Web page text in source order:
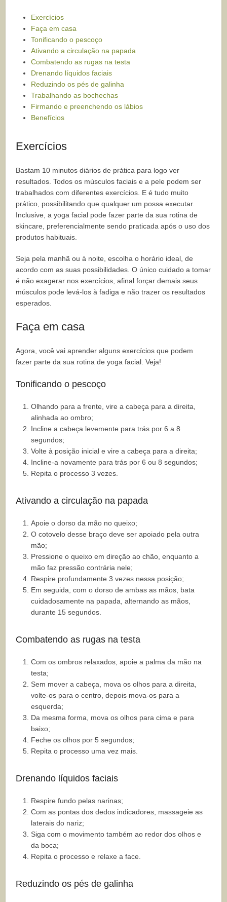
Exercícios
Faça em casa
Tonificando o pescoço
Ativando a circulação na papada
Combatendo as rugas na testa
Drenando líquidos faciais
Reduzindo os pés de galinha
Trabalhando as bochechas
Firmando e preenchendo os lábios
Benefícios
Exercícios
Bastam 10 minutos diários de prática para logo ver
resultados. Todos os músculos faciais e a pele podem ser
trabalhados com diferentes exercícios. E é tudo muito
prático, possibilitando que qualquer um possa executar.
Inclusive, a yoga facial pode fazer parte da sua rotina de
skincare, preferencialmente sendo praticada após o uso dos
produtos habituais.
Seja pela manhã ou à noite, escolha o horário ideal, de
acordo com as suas possibilidades. O único cuidado a tomar
é não exagerar nos exercícios, afinal forçar demais seus
músculos pode levá-los à fadiga e não trazer os resultados
esperados.
Faça em casa
Agora, você vai aprender alguns exercícios que podem
fazer parte da sua rotina de yoga facial. Veja!
Tonificando o pescoço
Olhando para a frente, vire a cabeça para a direita,
alinhada ao ombro;
Incline a cabeça levemente para trás por 6 a 8
segundos;
Volte à posição inicial e vire a cabeça para a direita;
Incline-a novamente para trás por 6 ou 8 segundos;
Repita o processo 3 vezes.
Ativando a circulação na papada
Apoie o dorso da mão no queixo;
O cotovelo desse braço deve ser apoiado pela outra
mão;
Pressione o queixo em direção ao chão, enquanto a
mão faz pressão contrária nele;
Respire profundamente 3 vezes nessa posição;
Em seguida, com o dorso de ambas as mãos, bata
cuidadosamente na papada, alternando as mãos,
durante 15 segundos.
Combatendo as rugas na testa
Com os ombros relaxados, apoie a palma da mão na
testa;
Sem mover a cabeça, mova os olhos para a direita,
volte-os para o centro, depois mova-os para a
esquerda;
Da mesma forma, mova os olhos para cima e para
baixo;
Feche os olhos por 5 segundos;
Repita o processo uma vez mais.
Drenando líquidos faciais
Respire fundo pelas narinas;
Com as pontas dos dedos indicadores, massageie as
laterais do nariz;
Siga com o movimento também ao redor dos olhos e
da boca;
Repita o processo e relaxe a face.
Reduzindo os pés de galinha